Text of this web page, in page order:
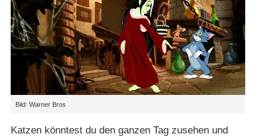
Bild: Warner Bros
Katzen könntest du den ganzen Tag zusehen und